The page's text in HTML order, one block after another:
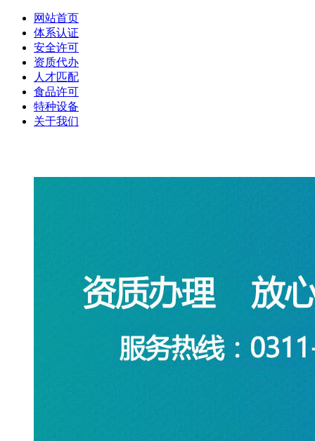
网站首页
体系认证
安全许可
资质代办
人才匹配
食品许可
特种设备
关于我们